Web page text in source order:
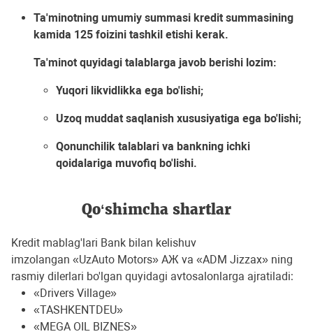
Ta'minotning umumiy summasi kredit summasining
kamida 125 foizini tashkil etishi kerak.
Ta'minot quyidagi talablarga javob berishi lozim:
Yuqori likvidlikka ega bo'lishi;
Uzoq muddat saqlanish xususiyatiga ega bo'lishi;
Qonunchilik talablari va bankning ichki
qoidalariga muvofiq bo'lishi.
Qo‘shimcha shartlar
Kredit mablag'lari Bank bilan kelishuv
imzolangan «UzAuto Motors» АЖ va «ADM Jizzax» ning
rasmiy dilerlari bo'lgan quyidagi avtosalonlarga ajratiladi:
«Drivers Village»
«TASHKENTDEU»
«MEGA OIL BIZNES»